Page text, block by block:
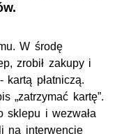
W środę
zrobił zakupy i
kartą płatniczą.
„zatrzymać kartę”.
sklepu i wezwała
na interwencje